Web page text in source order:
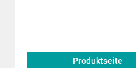
Produktseite